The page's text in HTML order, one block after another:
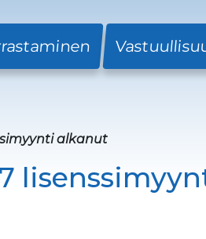
alkanut